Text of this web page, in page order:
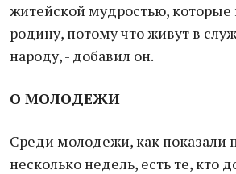
житейской мудростью, которые
родину, потому что живут в
народу, - добавил он.
О МОЛОДЕЖИ
Среди молодежи, как показали
несколько недель, есть те, кто